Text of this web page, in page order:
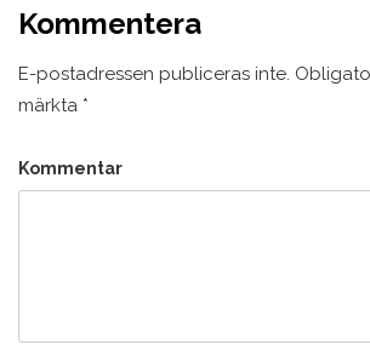
Kommentera
E-postadressen publiceras inte.
märkta *
Kommentar